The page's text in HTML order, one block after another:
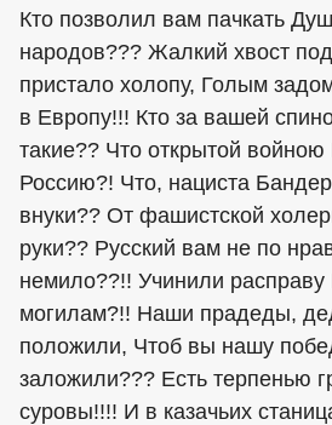
Кто позволил вам пачкать
народов??? Жалкий хвост
пристало холопу, Голым
в Европу!!! Кто за вашей
такие?? Что открытой
Россию?! Что, нациста
внуки?? От фашистской
руки?? Русский вам не по
немило??!! Учинили
могилам?!! Наши прадеды,
положили, Чтоб вы нашу
заложили??? Есть терпенью
суровы!!!! И в казачьих